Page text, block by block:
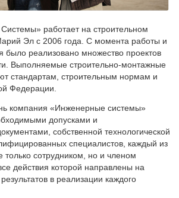
работает на строительном
Эл с 2006 года. С момента работы и
было реализовано множество проектов
Выполняемые строительно-монтажные
стандартам, строительным нормам и
Федерации.
компания «Инженерные системы»
допусками и
собственной технологической
специалистов, каждый из
только сотрудником, но и членом
действия которой направлены на
в реализации каждого